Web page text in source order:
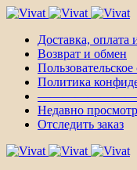
Доставка, оплата
Возврат и обмен
Политика
Недавно
Отследить заказ